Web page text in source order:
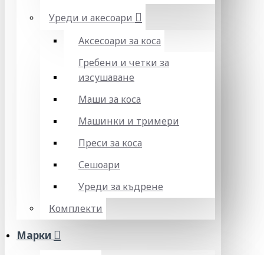
Уреди и акесоари
Аксесоари за коса
Гребени и четки за
изсушаване
Маши за коса
Машинки и тримери
Преси за коса
Сешоари
Уреди за къдрене
Комплекти
Марки